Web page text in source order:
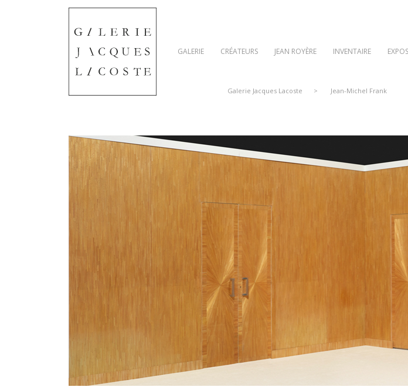
GALERIE CRÉATEURS JEAN ROYÈRE INVENTAIRE
Galerie Jacques Lacoste > Jean-Michel Frank